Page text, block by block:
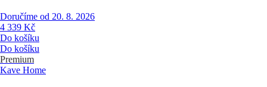
Doručíme od 20. 8. 2026
4 339 Kč
Do košíku
Do košíku
Premium
Kave Home